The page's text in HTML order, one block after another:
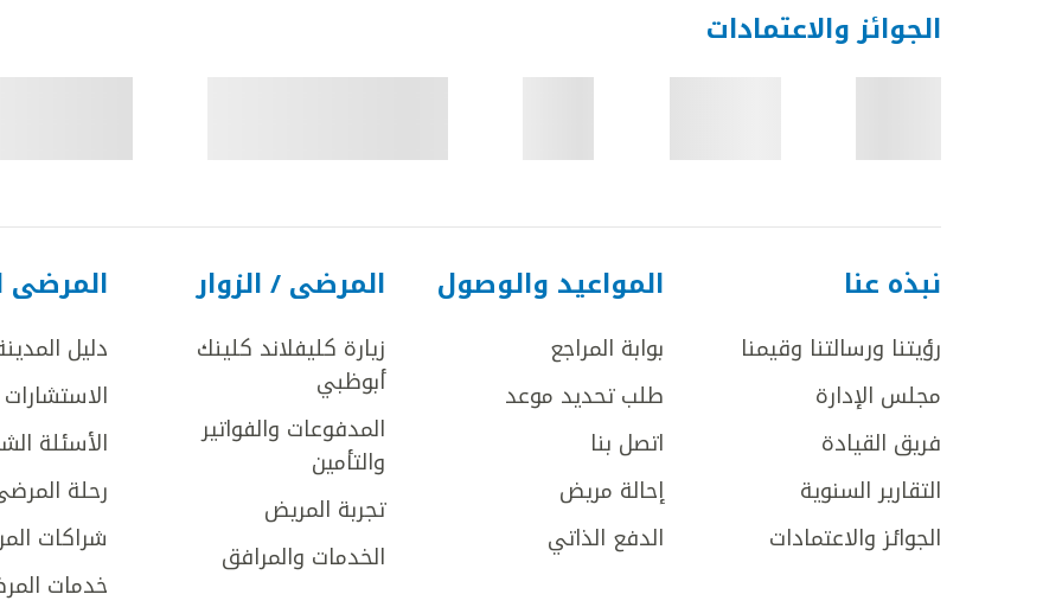
الجوائز والاعتمادات
نبذه عنا
رؤيتنا ورسالتنا وقيمنا
مجلس الإدارة
فريق القيادة
التقارير السنوية
الجوائز والاعتمادات
المواعيد والوصول
بوابة المراجع
طلب تحديد موعد
اتصل بنا
إحالة مريض
الدفع الذاتي
المرضى / الزوار
زيارة كليفلاند كلينك
أبوظبي
المدفوعات والفواتير
والتأمين
تجربة المريض
الخدمات والمرافق
المرضى
دليل
الاستشارات
الأسئلة
رحلة
شراكات
خدمات